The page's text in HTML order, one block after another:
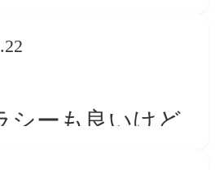
が教えてくれる
ーも良いけど、